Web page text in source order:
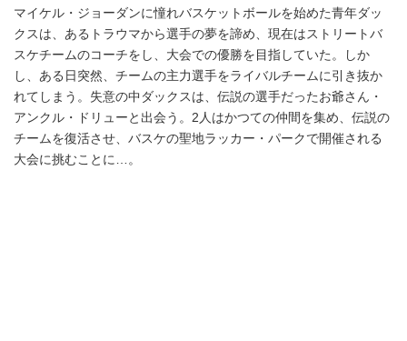
マイケル・ジョーダンに憧れバスケットボールを始めた青年ダッ
クスは、あるトラウマから選手の夢を諦め、現在はストリートバ
スケチームのコーチをし、大会での優勝を目指していた。しか
し、ある日突然、チームの主力選手をライバルチームに引き抜か
れてしまう。失意の中ダックスは、伝説の選手だったお爺さん・
アンクル・ドリューと出会う。2人はかつての仲間を集め、伝説の
チームを復活させ、バスケの聖地ラッカー・パークで開催される
大会に挑むことに…。